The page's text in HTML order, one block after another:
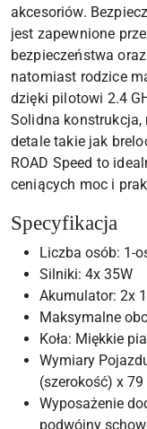
akcesoriów.
jest zapewnione
bezpieczeństwa
natomiast rodzice
dzięki pilotowi 2.4
Solidna konstrukcja,
detale takie jak
ROAD Speed to
ceniących moc i
Specyfikacja
Liczba osób: 1-
Silniki: 4x 35W
Akumulator: 2x
Maksymalne
Koła: Miękkie
Wymiary
(szerokość) x
Wyposażenie
podwójny